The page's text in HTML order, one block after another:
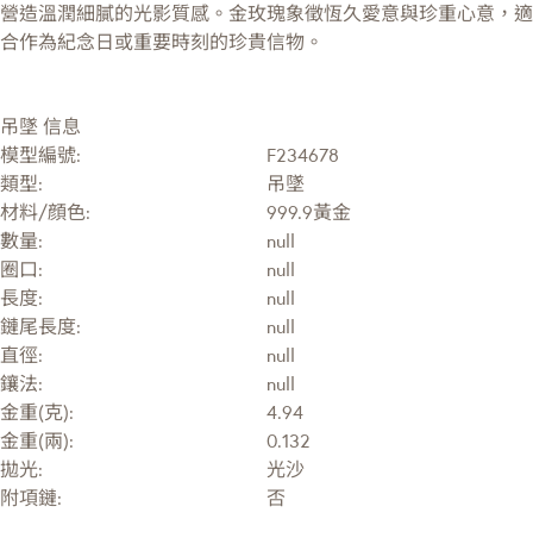
營造溫潤細膩的光影質感。金玫瑰象徵恆久愛意與珍重心意，適
合作為紀念日或重要時刻的珍貴信物。
吊墜 信息
模型編號:
F234678
類型:
吊墜
材料/顔色:
999.9黃金
數量:
null
圈口:
null
長度:
null
鏈尾長度:
null
直徑:
null
鑲法:
null
金重(克):
4.94
金重(兩):
0.132
拋光:
光沙
附項鏈:
否